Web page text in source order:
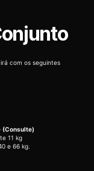
com os seguintes
(Consulte)
11 kg
e 66 kg.